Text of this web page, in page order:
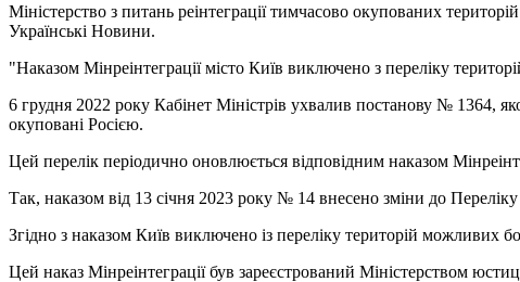
Міністерство з питань реінтеграції тимчасово окупованих
Українськi Новини.
"Наказом Мінреінтеграції місто Київ виключено з переліку
6 грудня 2022 року Кабінет Міністрів ухвалив постанову № 1364,
окуповані Росією.
Цей перелік періодично оновлюється відповідним наказом
Так, наказом від 13 січня 2023 року № 14 внесено зміни до
Згідно з наказом Київ виключено із переліку територій можливих
Цей наказ Мінреінтеграції був зареєстрований Міністерством